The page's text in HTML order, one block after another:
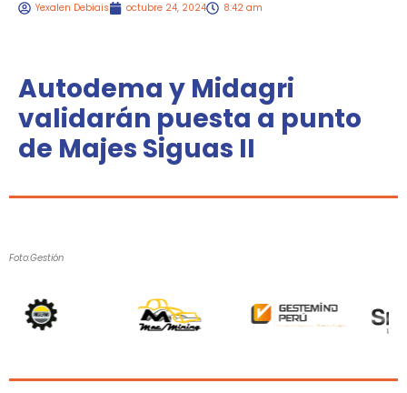
Yexalen Debiais octubre 24, 2024 8:42 am
Autodema y Midagri
validarán puesta a punto
de Majes Siguas II
Foto:Gestión